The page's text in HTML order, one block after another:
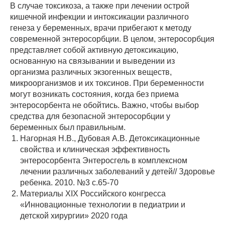
В случае токсикоза, а также при лечении острой
кишечной инфекции и интоксикации различного
генеза у беременных, врачи прибегают к методу
современной энтеросорбции. В целом, энтеросорбция
представляет собой активную детоксикацию,
основанную на связывании и выведении из
организма различных экзогенных веществ,
микроорганизмов и их токсинов. При беременности
могут возникать состояния, когда без приема
энтеросорбента не обойтись. Важно, чтобы выбор
средства для безопасной энтеросорбции у
беременных был правильным.
Нагорная Н.В., Дубовая А.В. Детоксикационные
свойства и клиническая эффективность
энтеросорбента Энтеросгель в комплексном
лечении различных заболеваний у детей// Здоровье
ребенка. 2010. №3 с.65-70
Материалы XIX Российского конгресса
«Инновационные технологии в педиатрии и
детской хирургии» 2020 года